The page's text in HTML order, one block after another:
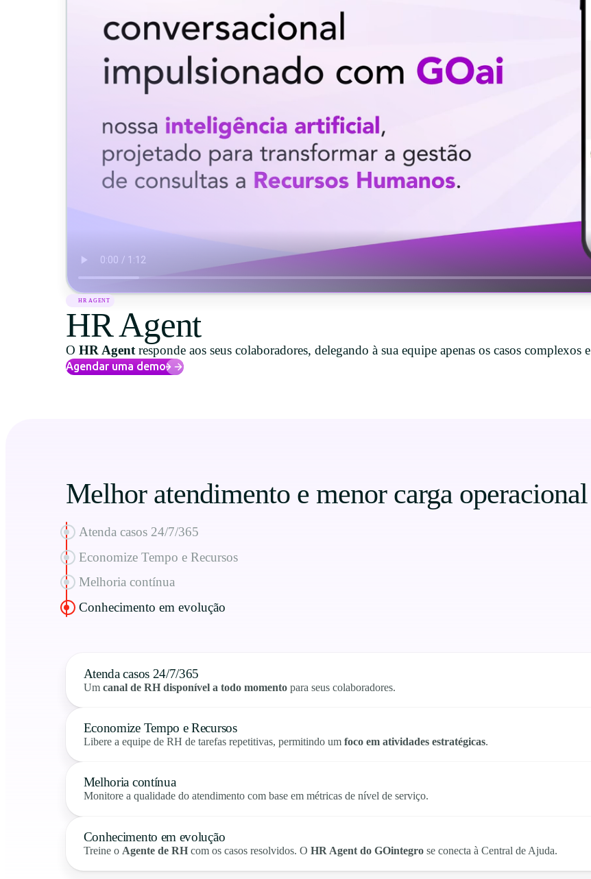
Uruguay
USA
English
Português
HR AGENT
HR Agent
O HR Agent responde aos seus colaboradores, delegando à sua equipe apenas os casos complexos e
Agendar uma demo
Melhor atendimento e menor carga operacional
Atenda casos 24/7/365
Economize Tempo e Recursos
Melhoria contínua
Conhecimento em evolução
Atenda casos 24/7/365
Um canal de RH disponível a todo momentopara seus colaboradores.
Economize Tempo e Recursos
Libere a equipe de RH de tarefas repetitivas, permitindo um foco em atividades estratégicas.
Melhoria contínua
Monitore a qualidade do atendimento com base em métricas de nível de serviço.
Conhecimento em evolução
Treine o Agente de RHcom os casos resolvidos. O HR Agent do GOintegrose conecta à Central de Ajuda.